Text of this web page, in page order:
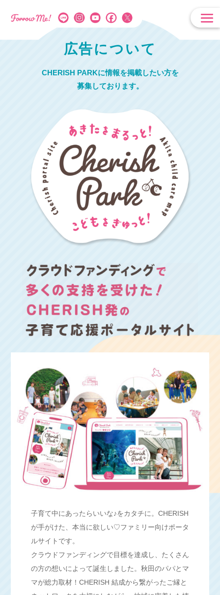
広告について
CHERISH PARKに情報を掲載したい方を
募集しております。
子育て中にあったらいいな♪をカタチに。CHERISH
が手がけた、本当に欲しい♡ファミリー向けポータ
ルサイトです。
クラウドファンディングで目標を達成し、たくさん
の方の想いによって誕生しました。秋田のパパとマ
マが総力取材！CHERISH 結成から繋がったご縁と